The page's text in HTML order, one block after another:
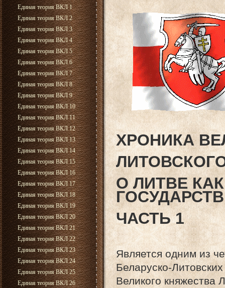
Единая теория ВКЛ 1
Единая теория ВКЛ 2
Единая теория ВКЛ 3
Единая теория ВКЛ 4
Единая теория ВКЛ 5
Единая теория ВКЛ 6
Единая теория ВКЛ 7
Единая теория ВКЛ 8
Единая теория ВКЛ 9
Единая теория ВКЛ 10
Единая теория ВКЛ 11
Единая теория ВКЛ 12
Единая теория ВКЛ 13
Единая теория ВКЛ 14
Единая теория ВКЛ 15
Единая теория ВКЛ 16
Единая теория ВКЛ 17
Единая теория ВКЛ 18
Единая теория ВКЛ 19
Единая теория ВКЛ 20
Единая теория ВКЛ 21
Единая теория ВКЛ 22
Единая теория ВКЛ 23
Единая теория ВКЛ 24
Единая теория ВКЛ 25
Единая теория ВКЛ 26
ХРОНИКА
О ЛИТВЕ
ЧАСТЬ 1
Является одним из
Беларуско-
Великого княжества